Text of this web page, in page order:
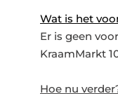
Wat is het
Er is geen
KraamMarkt
Hoe nu